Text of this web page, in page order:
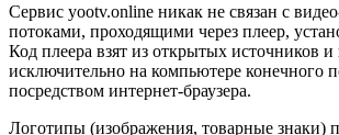
Сервис yootv.online никак не связан с
потоками, проходящими через плеер,
Код плеера взят из открытых источников и
исключительно на компьютере конечного
посредством интернет-браузера.
Логотипы (изображения, товарные знаки)